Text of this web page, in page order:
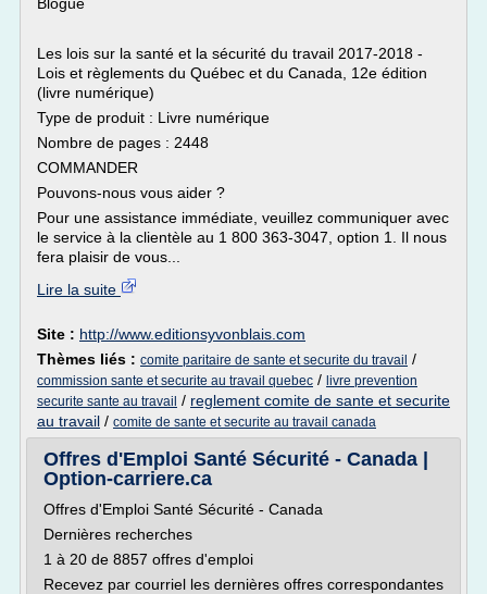
Les lois sur la santé et la sécurité du travail 2017-2018 -
Lois et règlements du Québec et du Canada, 12e édition
(livre numérique)
Type de produit : Livre numérique
Nombre de pages : 2448
COMMANDER
Pouvons-nous vous aider ?
Pour une assistance immédiate, veuillez communiquer avec
le service à la clientèle au 1 800 363-3047, option 1. Il nous
fera plaisir de vous...
Lire la suite
Site : http://www.editionsyvonblais.com
Thèmes liés : comite paritaire de sante et securite du travail /
commission sante et securite au travail quebec / livre prevention
securite sante au travail / reglement comite de sante et securite
au travail / comite de sante et securite au travail canada
Offres d'Emploi Santé Sécurité - Canada |
Option-carriere.ca
Offres d'Emploi Santé Sécurité - Canada
Dernières recherches
1 à 20 de 8857 offres d'emploi
Recevez par courriel les dernières offres correspondantes